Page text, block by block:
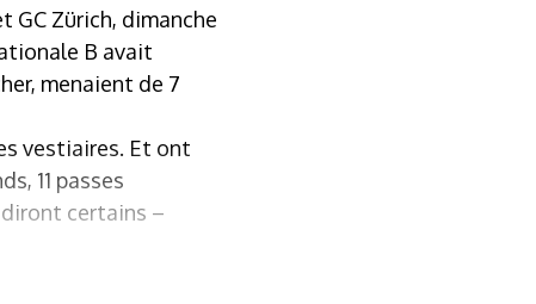
GC Zürich, dimanche
B avait
menaient de 7
vestiaires. Et ont
11 passes
certains –